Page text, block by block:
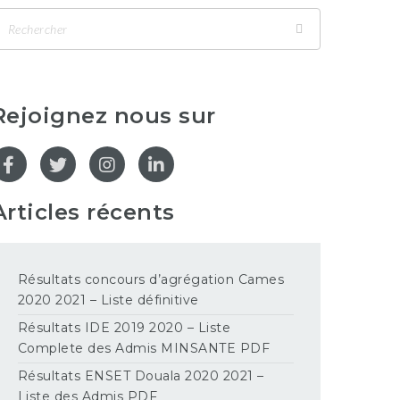
nous sur
récents
Résultats concours d’agrégation Cames
2020 2021 – Liste définitive
Résultats IDE 2019 2020 – Liste
Complete des Admis MINSANTE PDF
Résultats ENSET Douala 2020 2021 –
Liste des Admis PDF